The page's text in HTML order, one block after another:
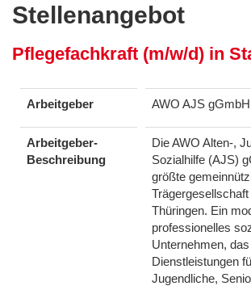
Stellenangebot
Pflegefachkraft (m/w/d) in
Arbeitgeber AWO AJS gGmbH
Arbeitgeber-
Beschreibung
Die AWO Alten-,
Sozialhilfe (AJS)
größte
Thüringen. Ein
professionelles
Unternehmen,
Dienstleistungen
Jugendliche,